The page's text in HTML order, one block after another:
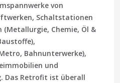
von
Schaltstationen
Chemie, Öl &
Bahnunterwerke),
und
Das Retrofit ist überall